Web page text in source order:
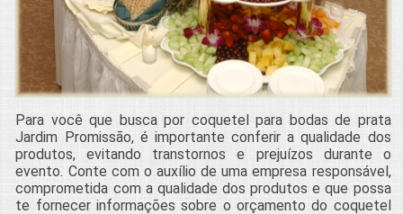
Para você que busca por coquetel para bodas de prata
Jardim Promissão, é importante conferir a qualidade dos
produtos, evitando transtornos e prejuízos durante o
evento. Conte com o auxílio de uma empresa responsável,
comprometida com a qualidade dos produtos e que possa
te fornecer informações sobre o orçamento do coquetel